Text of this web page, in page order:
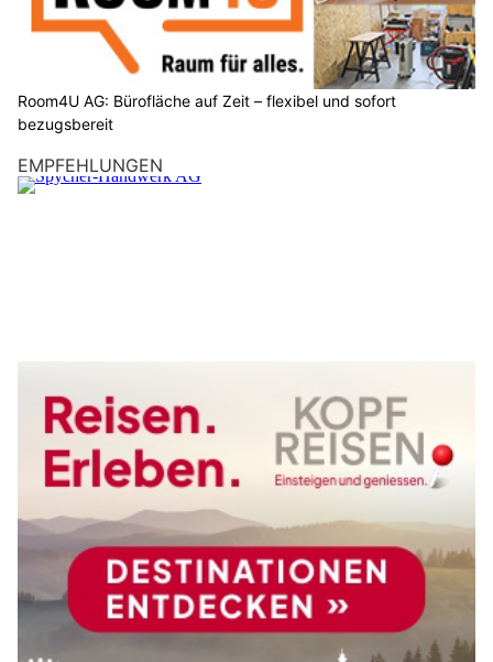
Room4U AG: Bürofläche auf Zeit – flexibel und sofort
bezugsbereit
EMPFEHLUNGEN